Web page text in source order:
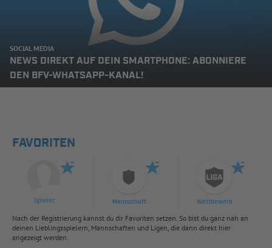
SOCIAL MEDIA
NEWS DIREKT AUF DEIN SMARTPHONE: ABONNIERE
DEN BFV-WHATSAPP-KANAL!
FAVORITEN
Spieler Mannschaft Wettbewerb
Nach der Registrierung kannst du dir Favoriten setzen. So bist du ganz nah an
deinen Lieblingsspielern, Mannschaften und Ligen, die dann direkt hier
angezeigt werden.